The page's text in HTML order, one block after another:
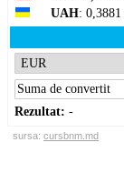
UAH:
Rezultat: -
sursa: cursbnm.md